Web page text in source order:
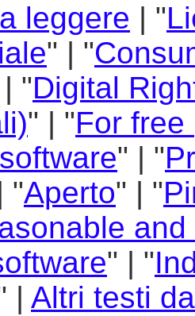
leggere | "
" | "
"Digital
" | "For free
" | "
"Aperto" | "
" | "
| Altri testi